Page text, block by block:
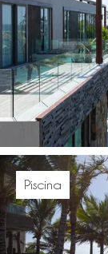
Piscina